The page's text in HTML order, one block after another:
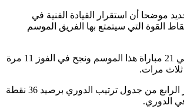
موضحا أن استقرار القيادة الفنية في
القوة التي سيتمتع بها الفريق الموسم
وقاد زوران الاتحاد في 21 مباراة هذا الموسم ونجح في الفوز 11 مرة
ويحتل الاتحاد المركز الرابع من جدول ترتيب الدوري برصيد 36 نقطة